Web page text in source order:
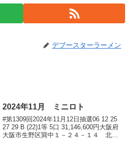
デブースターラーメン
2024年11月 ミニロト
#第1309回2024年11月12日抽選06 12 25
27 29 B (22)1等 5口 31,146,600円大阪府
大阪市生野区巽中１－２４－１４ 北巽